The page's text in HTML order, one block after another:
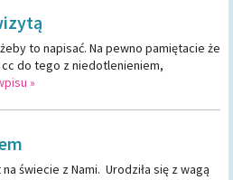
to napisać. Na pewno pamiętacie że
do tego z niedotlenieniem,
»
świecie z Nami. Urodziła się z wagą